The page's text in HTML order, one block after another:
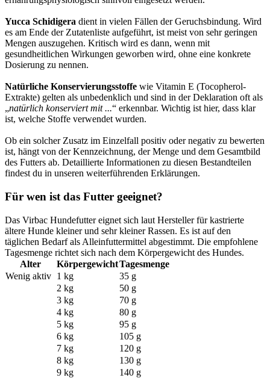
Yucca Schidigera dient in vielen Fällen der Geruchsbindung. Wird
es am Ende der Zutatenliste aufgeführt, ist meist von sehr geringen
Mengen auszugehen. Kritisch wird es dann, wenn mit
gesundheitlichen Wirkungen geworben wird, ohne eine konkrete
Dosierung zu nennen.
Natürliche Konservierungsstoffe wie Vitamin E (Tocopherol-
Extrakte) gelten als unbedenklich und sind in der Deklaration oft als
„natürlich konserviert mit ...“ erkennbar. Wichtig ist hier, dass klar
ist, welche Stoffe verwendet wurden.
Ob ein solcher Zusatz im Einzelfall positiv oder negativ zu bewerten
ist, hängt von der Kennzeichnung, der Menge und dem Gesamtbild
des Futters ab. Detaillierte Informationen zu diesen Bestandteilen
findest du in unseren weiterführenden Erklärungen.
Für wen ist das Futter geeignet?
Das Virbac Hundefutter eignet sich laut Hersteller für kastrierte
ältere Hunde kleiner und sehr kleiner Rassen. Es ist auf den
täglichen Bedarf als Alleinfuttermittel abgestimmt. Die empfohlene
Tagesmenge richtet sich nach dem Körpergewicht des Hundes.
Alter
KörpergewichtTagesmenge
Wenig aktiv 1 kg
35 g
2 kg
50 g
3 kg
70 g
4 kg
80 g
5 kg
95 g
6 kg
105 g
7 kg
120 g
8 kg
130 g
9 kg
140 g